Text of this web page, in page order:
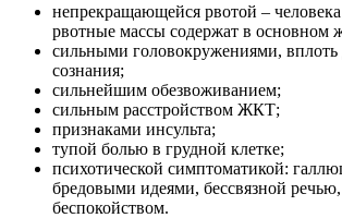
непрекращающейся рвотой – человека
рвотные массы содержат в основном
сильными головокружениями, вплоть
сознания;
сильнейшим обезвоживанием;
сильным расстройством ЖКТ;
признаками инсульта;
тупой болью в грудной клетке;
психотической симптоматикой:
бредовыми идеями, бессвязной
беспокойством.